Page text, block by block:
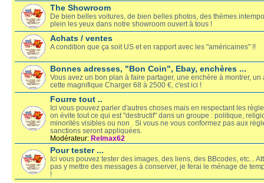
The Showroom
De bien belles voitures, de bien belles photos, des thèmes
plein les yeux dans notre showroom ouvert à tous !
Achats / ventes
A condition que ça soit US et en rapport avec les "américaines" !!
Bonnes adresses, "Bon Coin", Ebay, enchères ...
Vous avez un bon plan à faire partager, une enchère à montrer, un
cette magnifique Charger 68 à 2500 €, c'est ici !
Fourre tout ..
Ici vous pouvez parler d'autres choses mais en respectant les
on évite tout ce qui est "destructif" dans un groupe : politique,
minorités visibles ou non . Si vous ne vous conformez pas aux
sanctions seront appliquées.
Modérateur: Relmax62
Pour tester ...
Ici vous pouvez tester des images, des liens, des BBcodes, etc...
pas y mettre des messages à conserver, je ferai le ménage de
!